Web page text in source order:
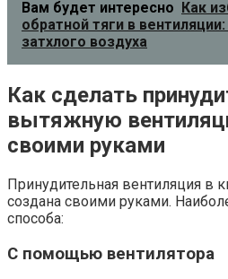
Вам будет интересно Как
обратной тяги в
затхлого воздуха
Как сделать
вытяжную
своими руками
Принудительная вентиляция в
создана своими руками.
способа:
С помощью вентилятора